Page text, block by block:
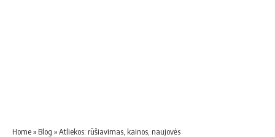
Home» Blog »At­lie­kos: rū­šia­vi­mas, kai­nos, nau­jo­vės